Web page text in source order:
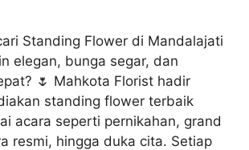
Standing Flower di Mandalajati
elegan, bunga segar, dan
🌷 Mahkota Florist hadir
standing flower terbaik
acara seperti pernikahan, grand
resmi, hingga duka cita. Setiap